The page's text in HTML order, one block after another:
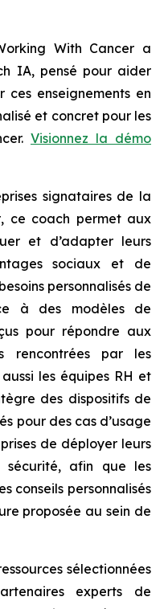
With Cancer a
IA, pensé pour aider
ces enseignements en
et concret pour les
Visionnez la démo
signataires de la
, ce coach permet aux
et d’adapter leurs
sociaux et de
personnalisés de
à des modèles de
pour répondre aux
rencontrées par les
les équipes RH et
des dispositifs de
pour des cas d’usage
de déployer leurs
sécurité, afin que les
conseils personnalisés
proposée au sein de
sélectionnées
experts de